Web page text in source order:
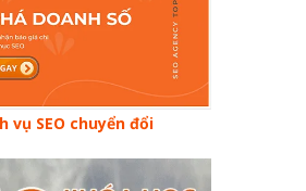
vụ SEO chuyển đổi